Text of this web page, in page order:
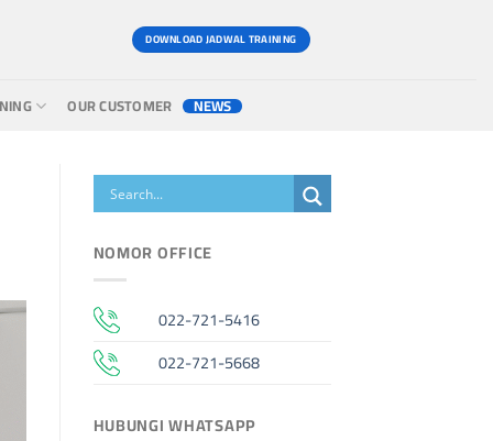
DOWNLOAD JADWAL TRAINING
OUR CUSTOMER NEWS
NOMOR OFFICE
022-721-5416
022-721-5668
HUBUNGI WHATSAPP